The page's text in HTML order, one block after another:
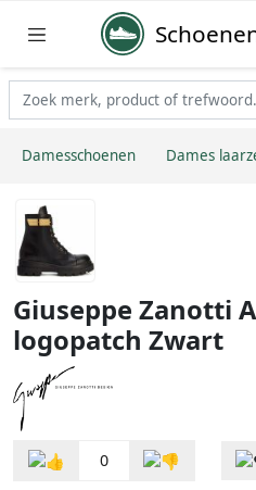
Damesschoenen Dames
Giuseppe Zanotti
logopatch Zwart
0